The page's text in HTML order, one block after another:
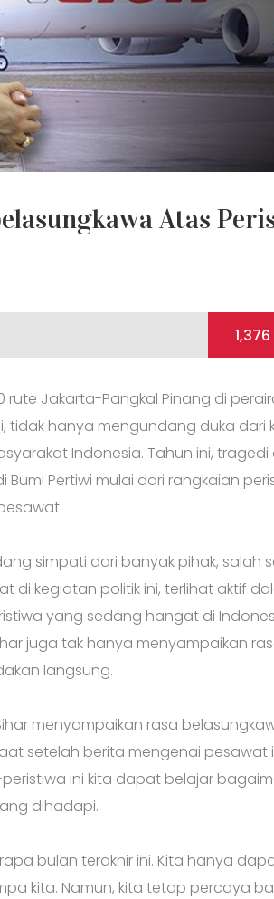
Atas
1,376
rute Jakarta-Pangkal Pinang di
tidak hanya mengundang duka dari
Indonesia. Tahun ini, tragedi
Pertiwi mulai dari rangkaian
simpati dari banyak pihak, salah
di kegiatan politik ini, terlihat aktif
yang sedang hangat di
juga tak hanya menyampaikan
langsung.
menyampaikan rasa
setelah berita mengenai pesawat
ini kita dapat belajar
dihadapi.
bulan terakhir ini. Kita hanya
kita. Namun, kita tetap percaya